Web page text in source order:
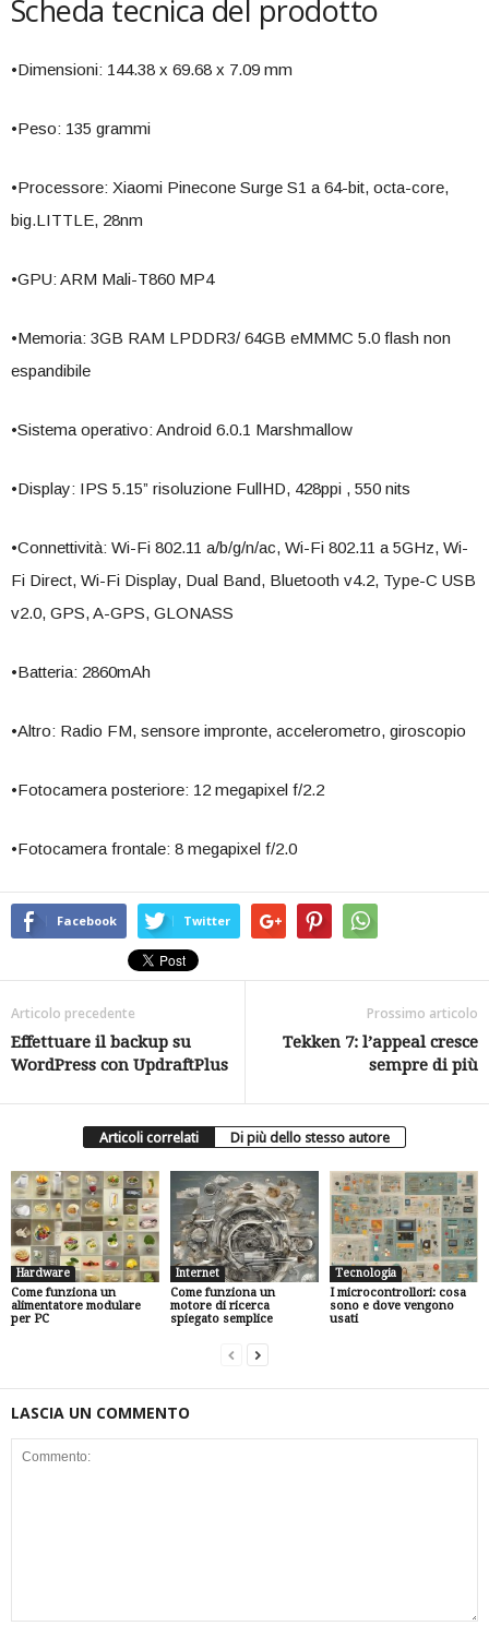
Scheda tecnica del prodotto
•Dimensioni: 144.38 x 69.68 x 7.09 mm
•Peso: 135 grammi
•Processore: Xiaomi Pinecone Surge S1 a 64-bit, octa-core,
big.LITTLE, 28nm
•GPU: ARM Mali-T860 MP4
•Memoria: 3GB RAM LPDDR3/ 64GB eMMMC 5.0 flash non
espandibile
•Sistema operativo: Android 6.0.1 Marshmallow
•Display: IPS 5.15” risoluzione FullHD, 428ppi , 550 nits
•Connettività: Wi-Fi 802.11 a/b/g/n/ac, Wi-Fi 802.11 a 5GHz, Wi-
Fi Direct, Wi-Fi Display, Dual Band, Bluetooth v4.2, Type-C USB
v2.0, GPS, A-GPS, GLONASS
•Batteria: 2860mAh
•Altro: Radio FM, sensore impronte, accelerometro, giroscopio
•Fotocamera posteriore: 12 megapixel f/2.2
•Fotocamera frontale: 8 megapixel f/2.0
Facebook Twitter
Articolo precedente
Effettuare il backup su
WordPress con UpdraftPlus
Prossimo articolo
Tekken 7: l’appeal cresce
sempre di più
Articoli correlati Di più dello stesso autore
Hardware
Come funziona un
alimentatore modulare
per PC
Internet
Come funziona un
motore di ricerca
spiegato semplice
Tecnologia
I microcontrollori: cosa
sono e dove vengono
usati
LASCIA UN COMMENTO